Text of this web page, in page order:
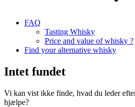
FAQ
Tasting Whisky
Price and value of whisky ?
Find your alternative whisky
Intet fundet
Vi kan vist ikke finde, hvad du leder
hjælpe?